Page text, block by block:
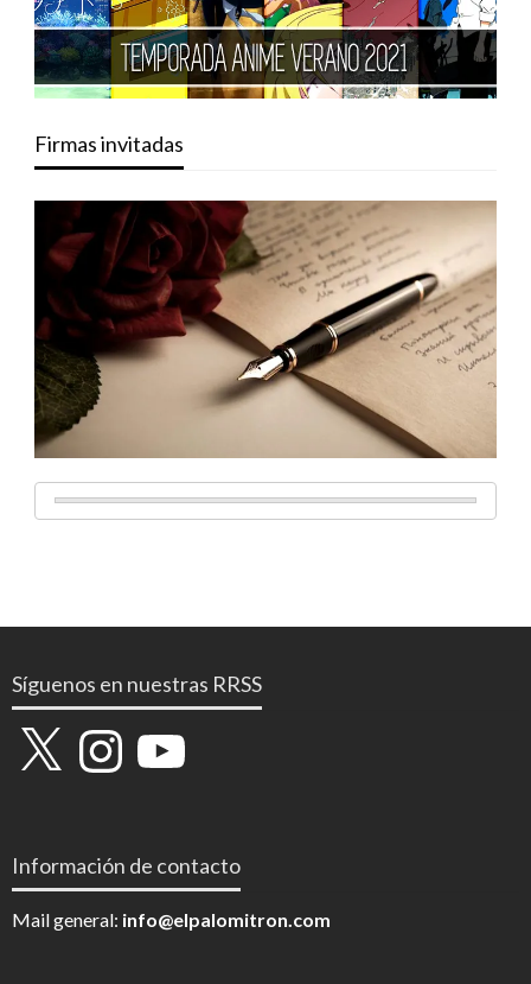
Firmas invitadas
Síguenos en nuestras RRSS
X InstagramYouTube
Información de contacto
Mail general: info@elpalomitron.com